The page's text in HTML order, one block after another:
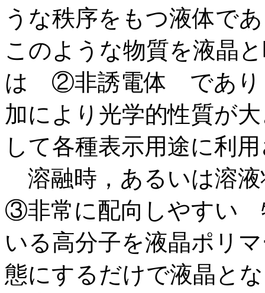
うな秩序をもつ液体で
このような物質を液晶
は ②非誘電体 であり
加により光学的性質が
して各種表示用途に利
溶融時，あるいは溶
③非常に配向しやすい
いる高分子を液晶ポリ
態にするだけで液晶と